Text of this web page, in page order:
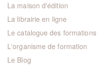
La maison d'édition
La librairie en ligne
Le catalogue des formations
L'organisme de formation
Le Blog